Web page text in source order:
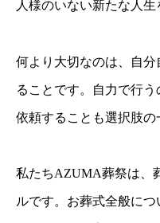
人様のいない新たな人生
何より大切なのは、自
ることです。自力で行
依頼することも選択肢の
私たちAZUMA葬祭は、
ルです。お葬式全般に